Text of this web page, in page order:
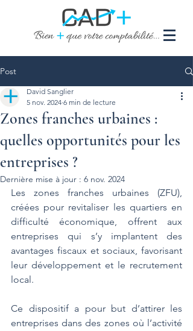
Post
Zones franches urbaines :
quelles opportunités pour les
entreprises ?
David Sanglier
5 nov. 2024 6 min de lecture
Dernière mise à jour : 6 nov. 2024
Les zones franches urbaines (ZFU),
créées pour revitaliser les quartiers en
difficulté économique, offrent aux
entreprises qui s’y implantent des
avantages fiscaux et sociaux, favorisant
leur développement et le recrutement
local.
Ce dispositif a pour but d’attirer les
entreprises dans des zones où l’activité